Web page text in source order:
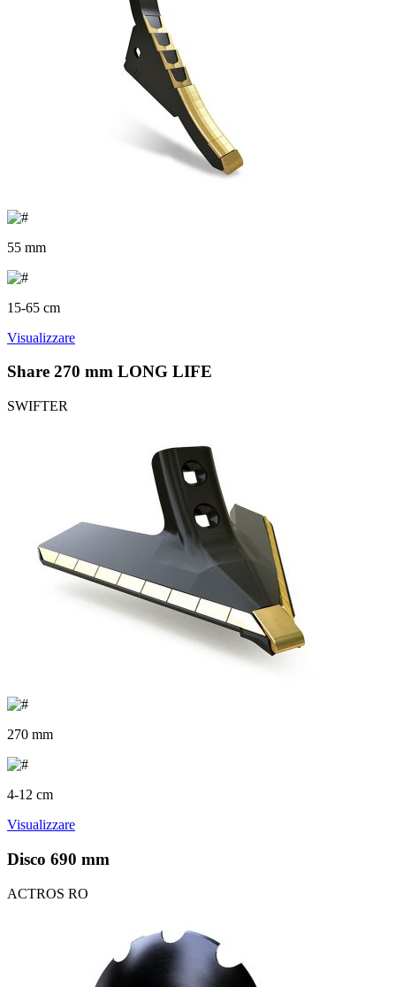
55 mm
15-65 cm
Visualizzare
Share 270 mm LONG LIFE
SWIFTER
270 mm
4-12 cm
Visualizzare
Disco 690 mm
ACTROS RO